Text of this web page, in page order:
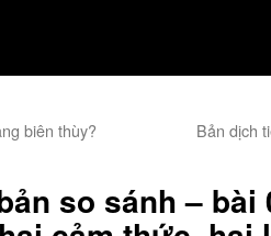
biên thùy? Bản dịch
so sánh – bài